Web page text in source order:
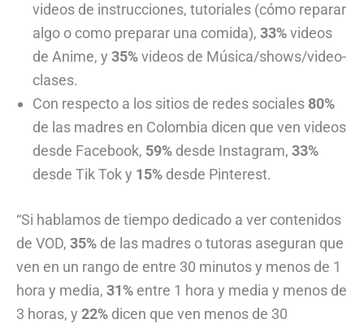
videos de instrucciones, tutoriales (cómo reparar
algo o como preparar una comida), 33%videos
de Anime, y 35%videos de Música/shows/video-
clases.
Con respecto a los sitios de redes sociales 80%
de las madres en Colombia dicen que ven videos
desde Facebook, 59% desde Instagram, 33%
desde Tik Tok y 15% desde Pinterest.
“Si hablamos de tiempo dedicado a ver contenidos
de VOD, 35% de las madres o tutoras aseguran que
ven en un rango de entre 30 minutos y menos de 1
hora y media, 31% entre 1 hora y media y menos de
3 horas, y 22% dicen que ven menos de 30